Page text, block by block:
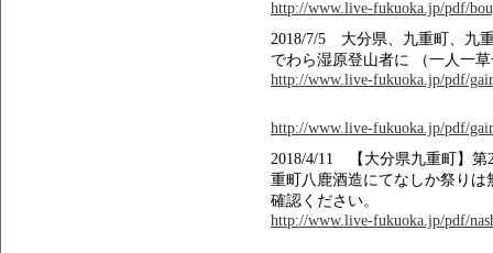
http://www.live-fukuoka.jp/pdf/
2018/7/5 大分県、九重町、九
でわら湿原登山者に （一人一
http://www.live-fukuoka.jp/pdf/
http://www.live-fukuoka.jp/pdf/
2018/4/11 【大分県九重町】第
重町八鹿酒造にてなしか祭り
確認ください。
http://www.live-fukuoka.jp/pdf/